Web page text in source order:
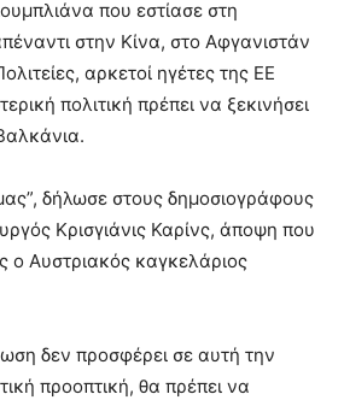
που εστίασε στη
στην Κίνα, στο Αφγανιστάν
αρκετοί ηγέτες της ΕΕ
πολιτική πρέπει να ξεκινήσει
δήλωσε στους δημοσιογράφους
Κρισγιάνις Καρίνς, άποψη που
ο Αυστριακός καγκελάριος
δεν προσφέρει σε αυτή την
προοπτική, θα πρέπει να